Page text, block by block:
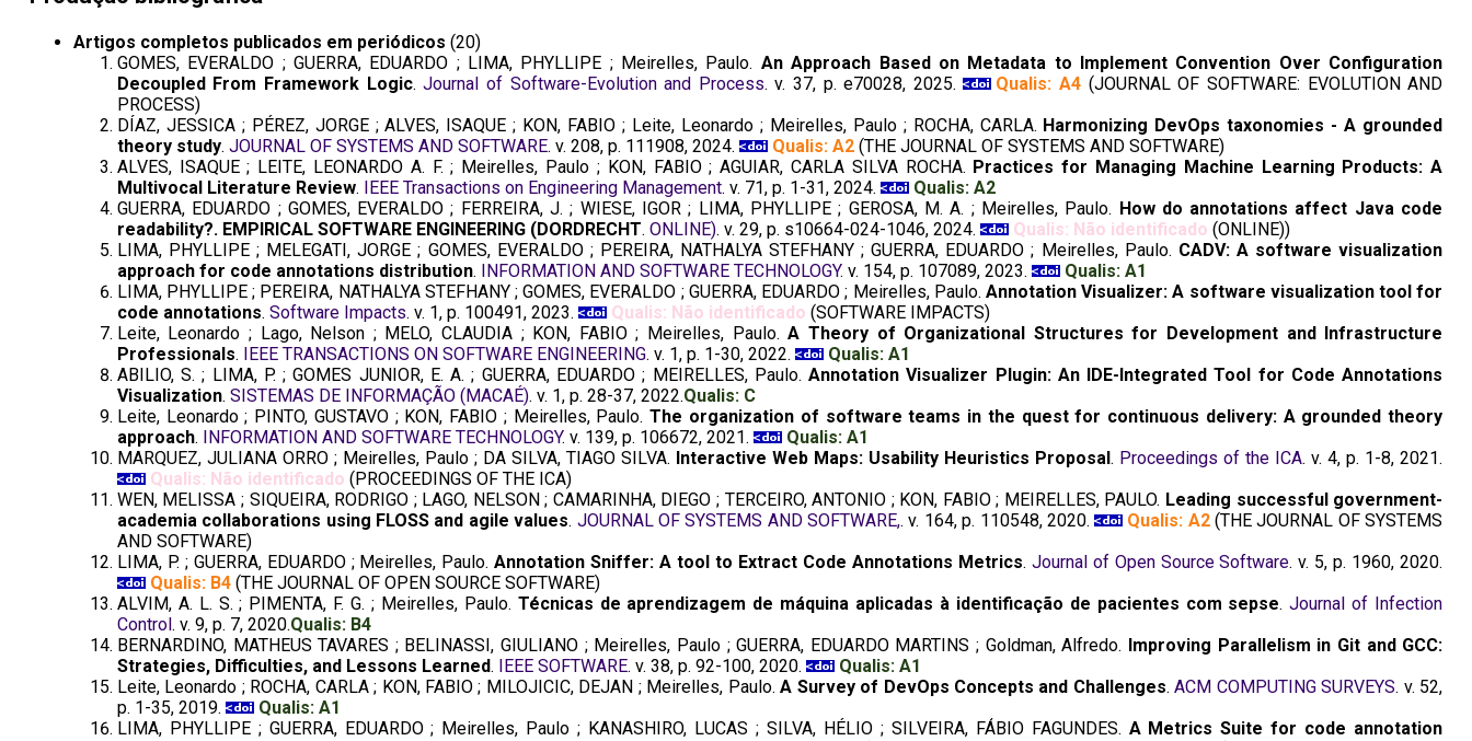
Artigos completos publicados em periódicos (20)
GOMES, EVERALDO ; GUERRA, EDUARDO ; LIMA, PHYLLIPE ; Meirelles, Paulo. An Approach Based on Metadata to Implement Convention Over Configuration
Decoupled From Framework Logic.Journal of Software-Evolution and Process. v. 37, p. e70028, 2025. Qualis: A4 (JOURNAL OF SOFTWARE: EVOLUTION AND
PROCESS)
DÍAZ, JESSICA ; PÉREZ, JORGE ; ALVES, ISAQUE ; KON, FABIO ; Leite, Leonardo ; Meirelles, Paulo ; ROCHA, CARLA. Harmonizing DevOps taxonomies - A grounded
theory study. JOURNAL OF SYSTEMS AND SOFTWARE. v. 208, p. 111908, 2024. Qualis: A2(THE JOURNAL OF SYSTEMS AND SOFTWARE)
ALVES, ISAQUE ; LEITE, LEONARDO A. F. ; Meirelles, Paulo ; KON, FABIO ; AGUIAR, CARLA SILVA ROCHA. Practices for Managing Machine Learning Products: A
Multivocal Literature Review. IEEE Transactions on Engineering Management. v. 71, p. 1-31, 2024.
Qualis: A2
GUERRA, EDUARDO ; GOMES, EVERALDO ; FERREIRA, J. ; WIESE, IGOR ; LIMA, PHYLLIPE ; GEROSA, M. A. ; Meirelles, Paulo. How do annotations affect Java code
readability?. EMPIRICAL SOFTWARE ENGINEERING (DORDRECHT. ONLINE). v. 29, p. s10664-024-1046, 2024. Qualis: Não identificado (ONLINE))
LIMA, PHYLLIPE ; MELEGATI, JORGE ; GOMES, EVERALDO ; PEREIRA, NATHALYA STEFHANY ; GUERRA, EDUARDO ; Meirelles, Paulo. CADV: A software visualization
approach for code annotations distribution. INFORMATION AND SOFTWARE TECHNOLOGY. v. 154, p. 107089, 2023.
Qualis: A1
LIMA, PHYLLIPE ; PEREIRA, NATHALYA STEFHANY ; GOMES, EVERALDO ; GUERRA, EDUARDO ; Meirelles, Paulo. Annotation Visualizer: A software visualization tool for
code annotations. Software Impacts. v. 1, p. 100491, 2023. Qualis: Não identificado (SOFTWARE IMPACTS)
Leite, Leonardo ; Lago, Nelson ; MELO, CLAUDIA ; KON, FABIO ; Meirelles, Paulo.A Theory of Organizational Structures for Development and Infrastructure
Professionals. IEEE TRANSACTIONS ON SOFTWARE ENGINEERING. v. 1, p. 1-30, 2022.
Qualis: A1
ABILIO, S. ; LIMA, P. ; GOMES JUNIOR, E. A. ; GUERRA, EDUARDO ; MEIRELLES, Paulo.Annotation Visualizer Plugin: An IDE-Integrated Tool for Code Annotations
Visualization. SISTEMAS DE INFORMAÇÃO (MACAÉ). v. 1, p. 28-37, 2022.Qualis: C
Leite, Leonardo ; PINTO, GUSTAVO ; KON, FABIO ; Meirelles, Paulo.The organization of software teams in the quest for continuous delivery: A grounded theory
approach. INFORMATION AND SOFTWARE TECHNOLOGY. v. 139, p. 106672, 2021.
Qualis: A1
MARQUEZ, JULIANA ORRO ; Meirelles, Paulo ; DA SILVA, TIAGO SILVA. Interactive Web Maps: Usability Heuristics Proposal. Proceedings of the ICA. v. 4, p. 1-8, 2021.
Qualis: Não identificado (PROCEEDINGS OF THE ICA)
WEN, MELISSA ; SIQUEIRA, RODRIGO ; LAGO, NELSON ; CAMARINHA, DIEGO ; TERCEIRO, ANTONIO ; KON, FABIO ; MEIRELLES, PAULO. Leading successful government-
academia collaborations using FLOSS and agile values. JOURNAL OF SYSTEMS AND SOFTWARE,. v. 164, p. 110548, 2020. Qualis: A2(THE JOURNAL OF SYSTEMS
AND SOFTWARE)
LIMA, P. ; GUERRA, EDUARDO ; Meirelles, Paulo.Annotation Sniffer: A tool to Extract Code Annotations Metrics. Journal of Open Source Software. v. 5, p. 1960, 2020.
Qualis: B4(THE JOURNAL OF OPEN SOURCE SOFTWARE)
ALVIM, A. L. S. ; PIMENTA, F. G. ; Meirelles, Paulo. Técnicas de aprendizagem de máquina aplicadas à identificação de pacientes com sepse.Journal of Infection
Control . v. 9, p. 7, 2020.Qualis: B4
BERNARDINO, MATHEUS TAVARES ; BELINASSI, GIULIANO ; Meirelles, Paulo ; GUERRA, EDUARDO MARTINS ; Goldman, Alfredo.
Improving Parallelism in Git and GCC:
Strategies, Difficulties, and Lessons Learned. IEEE SOFTWARE. v. 38, p. 92-100, 2020.
Qualis: A1
Leite, Leonardo ; ROCHA, CARLA ; KON, FABIO ; MILOJICIC, DEJAN ; Meirelles, Paulo.A Survey of DevOps Concepts and Challenges.ACM COMPUTING SURVEYS. v. 52,
p. 1-35, 2019.
Qualis: A1
LIMA, PHYLLIPE ; GUERRA, EDUARDO ; Meirelles, Paulo ; KANASHIRO, LUCAS ; SILVA, HÉLIO ; SILVEIRA, FÁBIO FAGUNDES. A Metrics Suite for code annotation